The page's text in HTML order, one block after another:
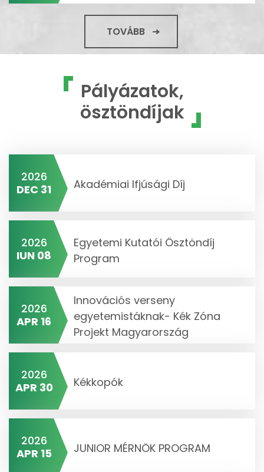
TOVÁBB
Pályázatok,
ösztöndíjak
2026
DEC 31
Akadémiai Ifjúsági Díj
2026
IUN 08
Egyetemi Kutatói Ösztöndíj
Program
2026
APR 16
Innovációs verseny
egyetemistáknak- Kék Zóna
Projekt Magyarország
2026
APR 30
Kékkopók
2026
APR 15
JUNIOR MÉRNÖK PROGRAM